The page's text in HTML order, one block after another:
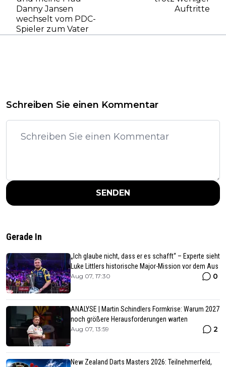
Danny Jansen
wechselt vom PDC-
Spieler zum Vater
Auftritte
Schreiben Sie einen Kommentar
SENDEN
Gerade In
„Ich glaube nicht, dass er es schafft“ – Experte sieht
Luke Littlers historische Major-Mission vor dem Aus
Aug 07, 17:30 0
ANALYSE | Martin Schindlers Formkrise: Warum 2027
noch größere Herausforderungen warten
Aug 07, 13:59 2
New Zealand Darts Masters 2026: Teilnehmerfeld,